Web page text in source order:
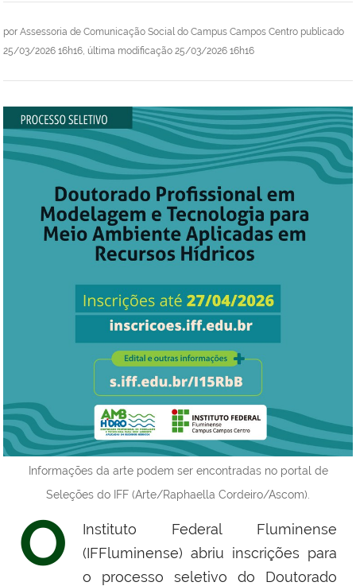
por Assessoria de Comunicação Social do Campus Campos Centro publicado
25/03/2026 16h16, última modificação 25/03/2026 16h16
Informações da arte podem ser encontradas no portal de
Seleções do IFF (Arte/Raphaella Cordeiro/Ascom).
O
Instituto Federal Fluminense
(IFFluminense) abriu inscrições para
o processo seletivo do Doutorado